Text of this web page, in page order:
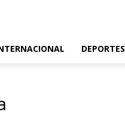
DEPORTES